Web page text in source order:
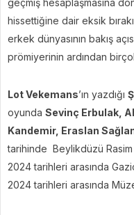
hissettiğine dair eksik
erkek dünyasının bakış
prömiyerinin ardından
Lot Vekemans’ın yazdığı
oyunda Sevinç Erbulak,
Kandemir, Eraslan
tarihinde Beylikdüzü Rasim
2024 tarihleri arasında
2024 tarihleri arasında